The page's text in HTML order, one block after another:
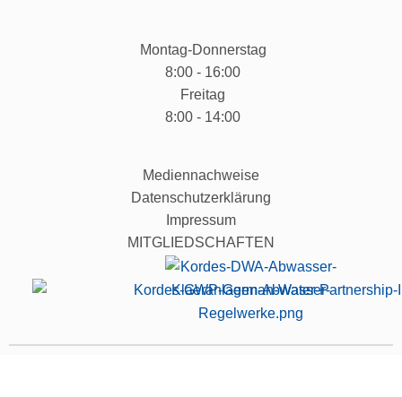
Montag-Donnerstag
8:00 - 16:00
Freitag
8:00 - 14:00
Mediennachweise
Datenschutzerklärung
Impressum
MITGLIEDSCHAFTEN